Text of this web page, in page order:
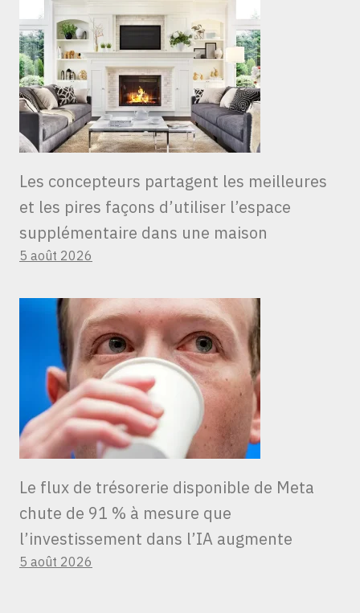
Les concepteurs partagent les meilleures
et les pires façons d’utiliser l’espace
supplémentaire dans une maison
5 août 2026
Le flux de trésorerie disponible de Meta
chute de 91 % à mesure que
l’investissement dans l’IA augmente
5 août 2026